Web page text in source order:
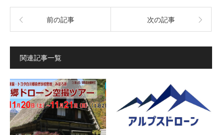
前の記事 次の記事
関連記事一覧